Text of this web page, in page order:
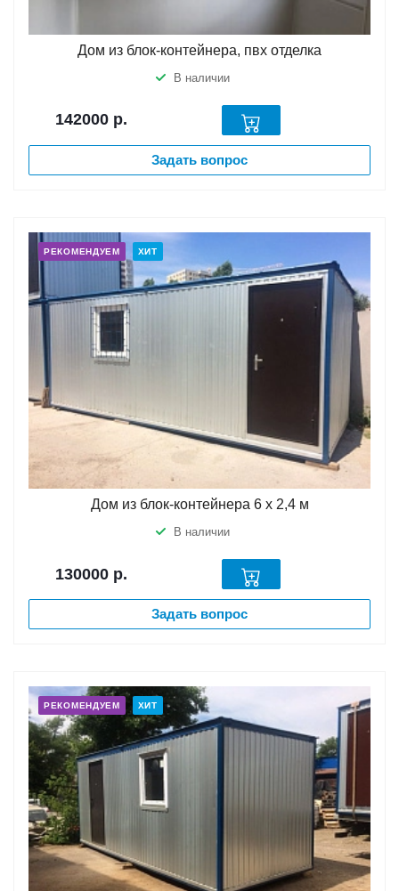
Дом из блок-контейнера, пвх отделка
В наличии
142000 р.
Задать вопрос
РЕКОМЕНДУЕМ ХИТ
Дом из блок-контейнера 6 х 2,4 м
В наличии
130000 р.
Задать вопрос
РЕКОМЕНДУЕМ ХИТ